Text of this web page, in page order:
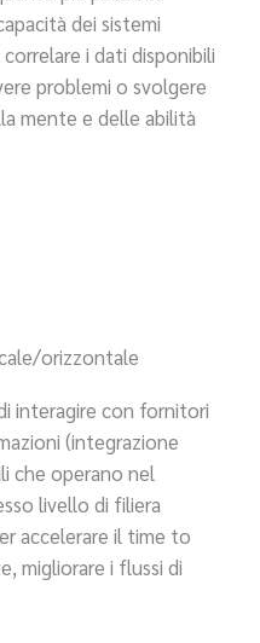
dei sistemi
i dati disponibili
problemi o svolgere
mente e delle abilità
orizzontale
interagire con fornitori
(integrazione
che operano nel
livello di filiera
accelerare il time to
migliorare i flussi di